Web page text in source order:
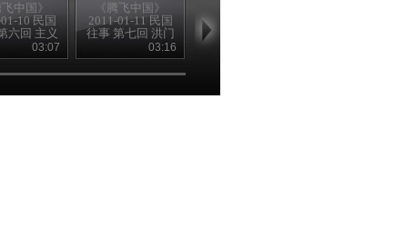
飞中国》
10 民国
六回 主义
03:07
《腾飞中国》
2011-01-11 民国
往事 第七回 洪门
03:16
2011-01-12 民国
往事 第八回 国人